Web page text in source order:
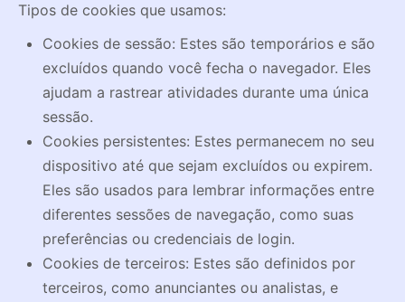
Tipos de cookies que usamos:
Cookies de sessão: Estes são temporários e são
excluídos quando você fecha o navegador. Eles
ajudam a rastrear atividades durante uma única
sessão.
Cookies persistentes: Estes permanecem no seu
dispositivo até que sejam excluídos ou expirem.
Eles são usados para lembrar informações entre
diferentes sessões de navegação, como suas
preferências ou credenciais de login.
Cookies de terceiros: Estes são definidos por
terceiros, como anunciantes ou analistas, e